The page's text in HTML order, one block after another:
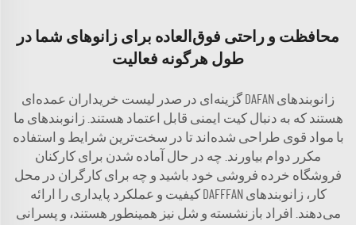
محافظت و راحتی فوق‌العاده برای زانوهای شما در
طول هرگونه فعالیت
زانوبندهای DAFAN گزینه‌ای در صدر لیست خریداران عمده‌ای
هستند که به دنبال کیت ایمنی قابل اعتماد هستند. زانوبندهای ما
با مواد قوی طراحی شده‌اند تا در سخت‌ترین شرایط و استفاده
مکرر دوام بیاورند. چه در حال آماده شدن برای کارکنان
فروشگاه خرده فروشی خود باشید و چه برای کارگران در محل
کار، زانوبندهای DAFFFAN کیفیت و عملکرد پایداری را ارائه
می‌دهند. افراد بازنشسته و شل نیز همینطور هستند، و پسرانی